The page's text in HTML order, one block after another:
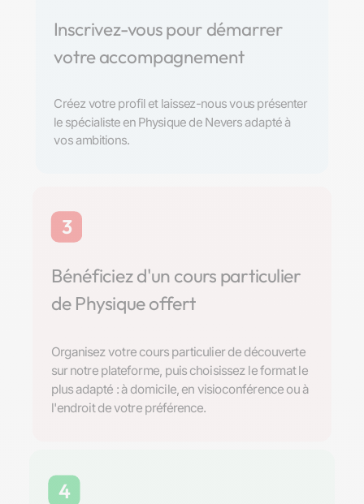
Inscrivez-vous pour démarrer
votre accompagnement
Créez votre profil et laissez-nous vous présenter
le spécialiste en Physique de Nevers adapté à
vos ambitions.
3
Bénéficiez d'un cours particulier
de Physique offert
Organisez votre cours particulier de découverte
sur notre plateforme, puis choisissez le format le
plus adapté : à domicile, en visioconférence ou à
l'endroit de votre préférence.
4